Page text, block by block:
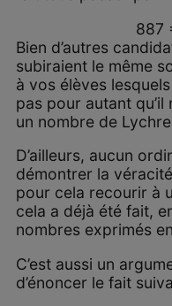
887
Bien d’autres
subiraient le même
à vos élèves
pas pour autant qu’il
un nombre de
D’ailleurs, aucun
démontrer la
pour cela recourir à
cela a déjà été fait,
nombres exprimés
C’est aussi un
d’énoncer le fait